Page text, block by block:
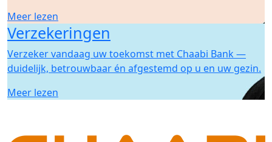
Meer lezen
Verzekeringen
Verzeker vandaag uw toekomst met Chaabi Bank —
duidelijk, betrouwbaar én afgestemd op u en uw gezin.
Meer lezen